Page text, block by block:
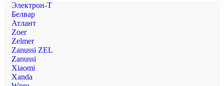
Электрон-Т
Белвар
Атлант
Zoer
Zelmer
Zanussi ZEL
Zanussi
Xiaomi
Xanda